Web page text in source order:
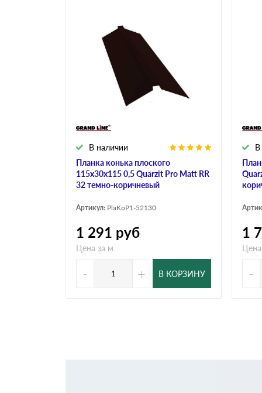
Планка конька плоского
115х30х115 0,5 Quarzit Pro Matt RR
32 темно-коричневый
В наличии
Артикул: PlaKoP1-52130
1 291 руб
Цена за м
- + В КОРЗИНУ
В
1
-